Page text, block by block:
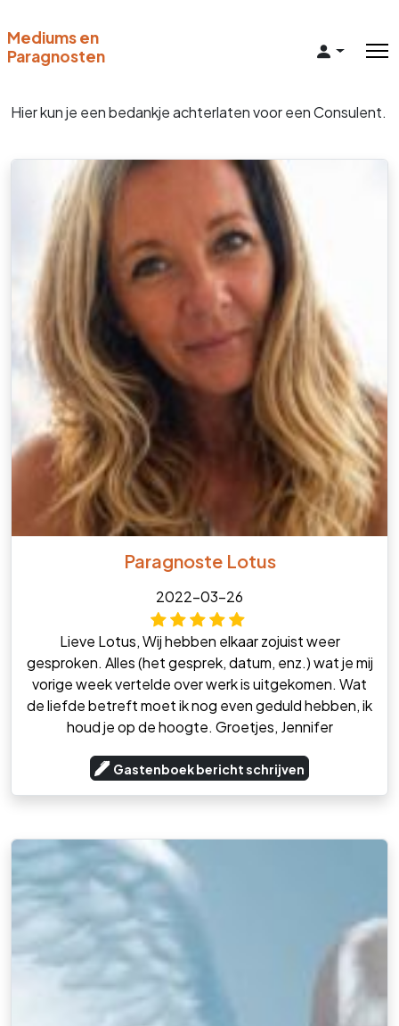
Mediums en
Paragnosten
Hier kun je een bedankje achterlaten voor een Consulent.
Paragnoste Lotus
2022-03-26
Lieve Lotus, Wij hebben elkaar zojuist weer
gesproken. Alles (het gesprek, datum, enz.) wat je mij
vorige week vertelde over werk is uitgekomen. Wat
de liefde betreft moet ik nog even geduld hebben, ik
houd je op de hoogte. Groetjes, Jennifer
Gastenboek bericht schrijven